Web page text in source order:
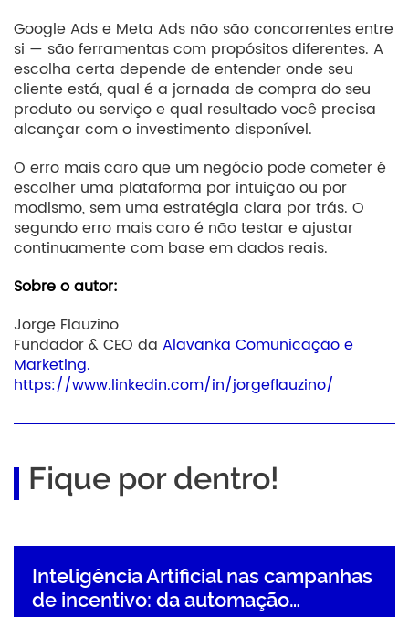
Google Ads e Meta Ads não são concorrentes entre
si — são ferramentas com propósitos diferentes. A
escolha certa depende de entender onde seu
cliente está, qual é a jornada de compra do seu
produto ou serviço e qual resultado você precisa
alcançar com o investimento disponível.
O erro mais caro que um negócio pode cometer é
escolher uma plataforma por intuição ou por
modismo, sem uma estratégia clara por trás. O
segundo erro mais caro é não testar e ajustar
continuamente com base em dados reais.
Sobre o autor:
Jorge Flauzino
Fundador & CEO da Alavanka Comunicação e
Marketing.
https://www.linkedin.com/in/jorgeflauzino/
Fique por dentro!
Inteligência Artificial nas campanhas
de incentivo: da automação…